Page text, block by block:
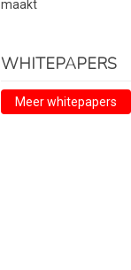
maakt
WHITEPAPERS
Meer whitepapers